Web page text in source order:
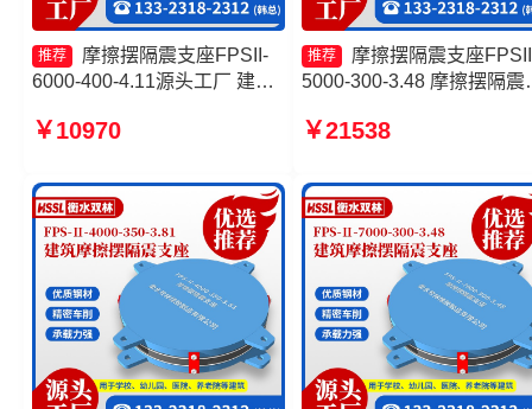
推荐
摩擦摆隔震支座FPSII-
6000-400-4.11源头工厂 建筑
座-15.0ZX支座的生产厂家
￥10970
推荐
摩擦摆隔震支座
5000-300-3.48 摩擦摆隔震
工厂 摩擦摆隔震支座FPSII-
座FPS-Ⅱ-8000-200源头工
￥21538